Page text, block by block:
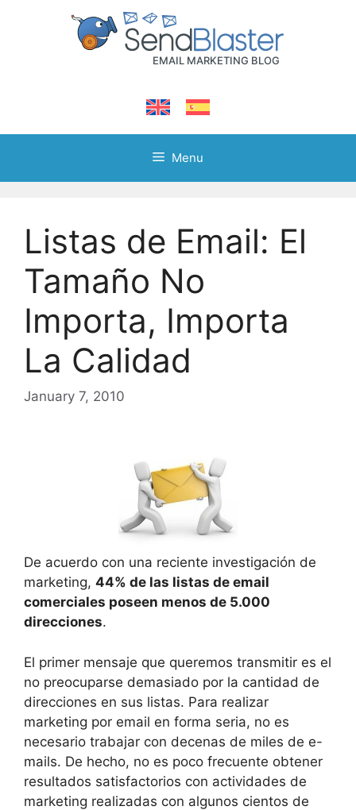
Menu
Listas de Email: El
Tamaño No
Importa, Importa
La Calidad
January 7, 2010
De acuerdo con una reciente investigación de
marketing, 44% de las listas de email
comerciales poseen menos de 5.000
direcciones.
El primer mensaje que queremos transmitir es el
no preocuparse demasiado por la cantidad de
direcciones en sus listas. Para realizar
marketing por email en forma seria, no es
necesario trabajar con decenas de miles de e-
mails. De hecho, no es poco frecuente obtener
resultados satisfactorios con actividades de
marketing realizadas con algunos cientos de